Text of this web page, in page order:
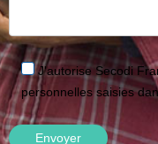
J'autorise Secodi
personnelles saisies